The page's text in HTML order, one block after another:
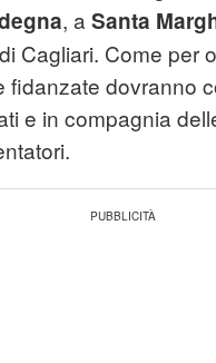
, a Santa
Cagliari. Come per
fidanzate dovranno
e in compagnia